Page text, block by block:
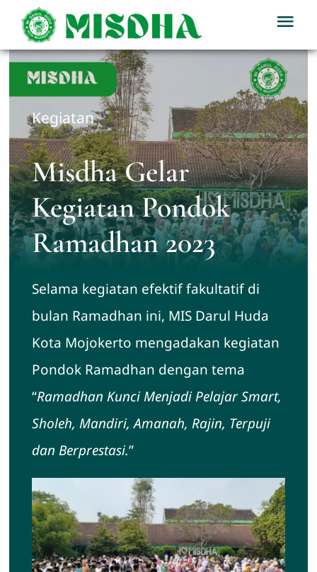
Skip
content
Home
Profil
Berita
Kegiatan
Download
Hubungi Kami
Kegiatan
Misdha Gelar
Kegiatan Pondok
Ramadhan 2023
Selama kegiatan efektif fakultatif di
bulan Ramadhan ini, MIS Darul Huda
Kota Mojokerto mengadakan kegiatan
Pondok Ramadhan dengan tema
“Ramadhan Kunci Menjadi Pelajar Smart,
Sholeh, Mandiri, Amanah, Rajin, Terpuji
dan Berprestasi.”